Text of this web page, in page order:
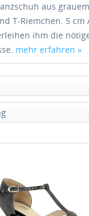
aus
T-Riemchen. 5 cm
ihm die
mehr erfahren »